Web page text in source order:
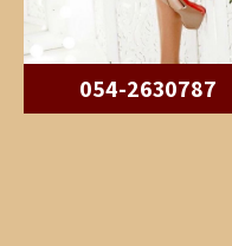
054-2630787